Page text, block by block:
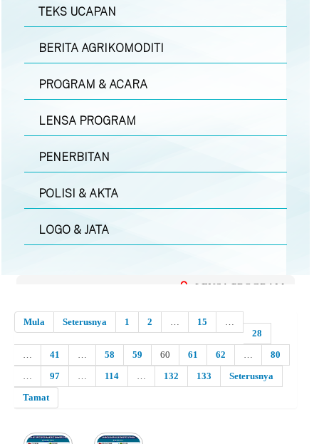
TEKS UCAPAN
BERITA AGRIKOMODITI
PROGRAM & ACARA
LENSA PROGRAM
PENERBITAN
POLISI & AKTA
LOGO & JATA
LENSA PROGRAM
Mula Seterusnya 1 2 … 15
…
28
…
41 … 58 59 60 61 62 …
80
…
97 … 114 … 132 133
Seterusnya
Tamat